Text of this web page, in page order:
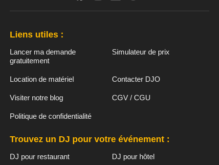
Liens utiles :
Lancer ma demande
gratuitement
Simulateur de prix
Location de matériel Contacter DJO
Visiter notre blog CGV / CGU
Politique de confidentialité
Trouvez un DJ pour votre événement :
DJ pour restaurant DJ pour hôtel